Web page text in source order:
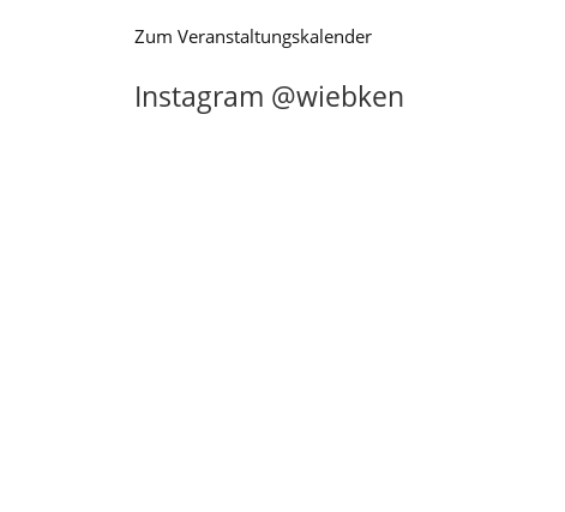
Zum Veranstaltungskalender
Instagram @wiebken